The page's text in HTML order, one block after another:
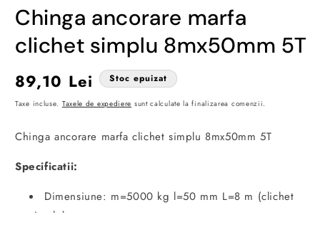
o
fereastră
modală
Chinga ancorare marfa
clichet simplu 8mx50mm 5T
Preț
obișnuit
89,10 Lei Stoc epuizat
Taxe incluse. Taxele de expediere sunt calculate la finalizarea comenzii.
Chinga ancorare marfa clichet simplu 8mx50mm 5T
Specificatii:
Dimensiune: m=5000 kg l=50 mm L=8 m (clichet
simplu)